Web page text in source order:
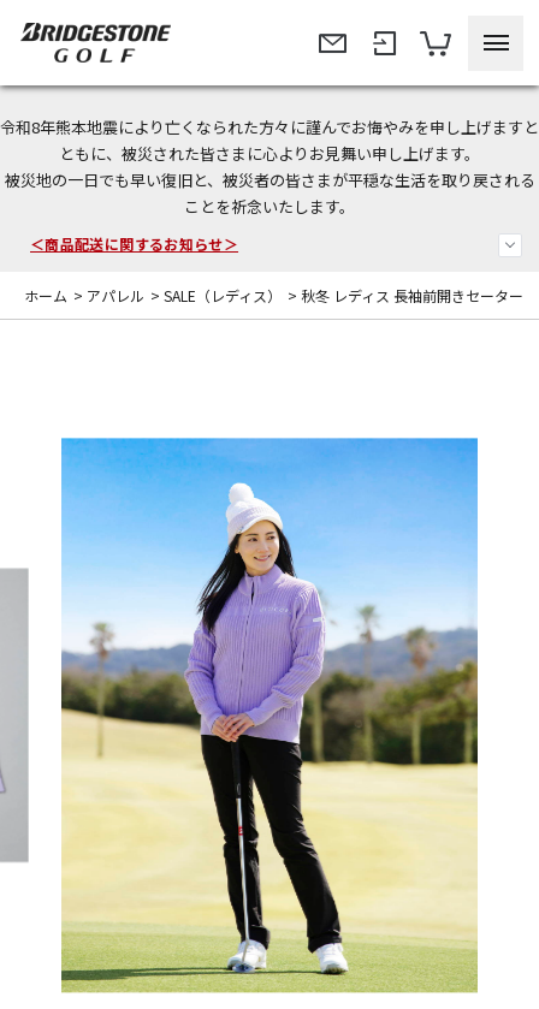
令和8年熊本地震により亡くなられた方々に謹んでお悔やみを申し上げますと
ともに、被災された皆さまに心よりお見舞い申し上げます。
被災地の一日でも早い復旧と、被災者の皆さまが平穏な生活を取り戻される
ことを祈念いたします。
＜夏季休暇中のご注文・発送・お問い合わせ＞
今なら新規会員登録で1,000円OFFクーポンプレゼント！
＜商品配送に関するお知らせ＞
ホーム > アパレル > SALE（レディス） > 秋冬 レディス 長袖前開きセーター